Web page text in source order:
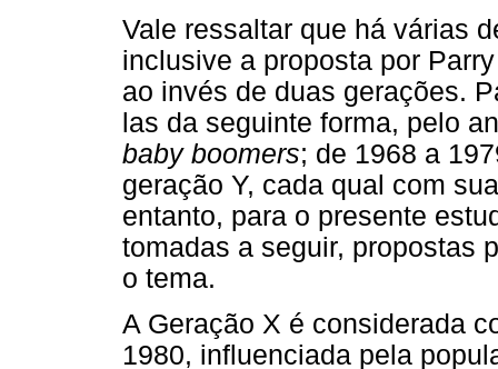
Vale ressaltar que há várias
inclusive a proposta por
ao invés de duas gerações.
las da seguinte forma, pelo
baby boomers; de 1968 a
geração Y, cada qual com
entanto, para o presente
tomadas a seguir, propostas
o tema.
A Geração X é considerada
1980, influenciada pela